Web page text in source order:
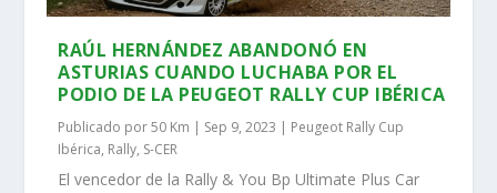
RAÚL HERNÁNDEZ ABANDONÓ EN
ASTURIAS CUANDO LUCHABA POR EL
PODIO DE LA PEUGEOT RALLY CUP IBÉRICA
Publicado por50 Km | Sep 9, 2023 | Peugeot Rally Cup
Ibérica, Rally, S-CER
El vencedor de la Rally & You Bp Ultimate Plus Car